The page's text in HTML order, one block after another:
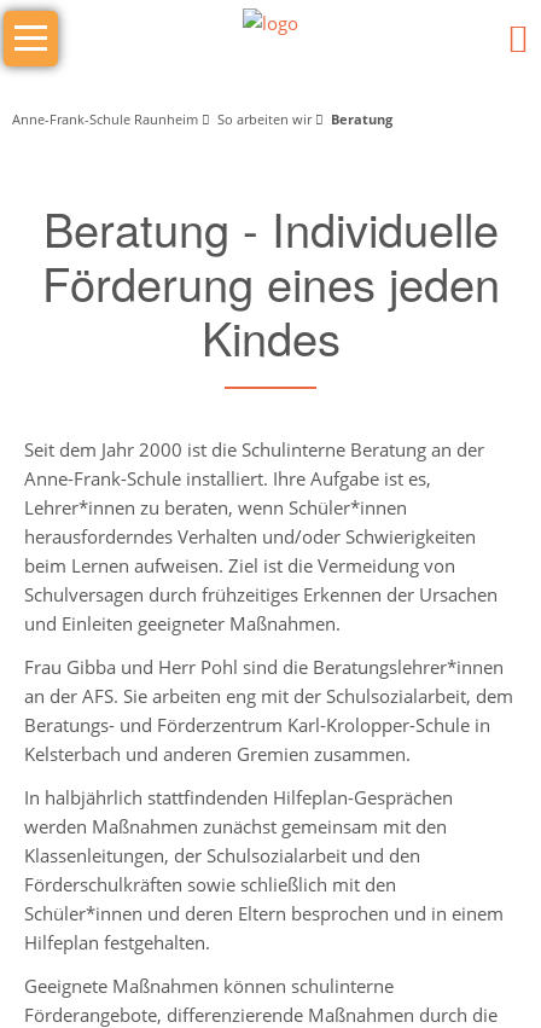
Navigation
überspringen
Das
sind
macht
was
Schulleiter
Stufenleitung
Jg.
5-
6
Stufenleitung
Jg.
Stufenleitung
Jg.
9-
10
Sekretariat
Lehrerkollegium
Anne-Frank-Schule Raunheim So arbeiten wir Beratung
Beratung - Individuelle
Förderung eines jeden
Kindes
Seit dem Jahr 2000 ist die Schulinterne Beratung an der
Anne-Frank-Schule installiert. Ihre Aufgabe ist es,
Lehrer*innen zu beraten, wenn Schüler*innen
herausforderndes Verhalten und/oder Schwierigkeiten
beim Lernen aufweisen. Ziel ist die Vermeidung von
Schulversagen durch frühzeitiges Erkennen der Ursachen
und Einleiten geeigneter Maßnahmen.
Frau Gibba und Herr Pohl sind die Beratungslehrer*innen
an der AFS. Sie arbeiten eng mit der Schulsozialarbeit, dem
Beratungs- und Förderzentrum Karl-Krolopper-Schule in
Kelsterbach und anderen Gremien zusammen.
In halbjährlich stattfindenden Hilfeplan-Gesprächen
werden Maßnahmen zunächst gemeinsam mit den
Klassenleitungen, der Schulsozialarbeit und den
Förderschulkräften sowie schließlich mit den
Schüler*innen und deren Eltern besprochen und in einem
Hilfeplan festgehalten.
Geeignete Maßnahmen können schulinterne
Förderangebote, differenzierende Maßnahmen durch die